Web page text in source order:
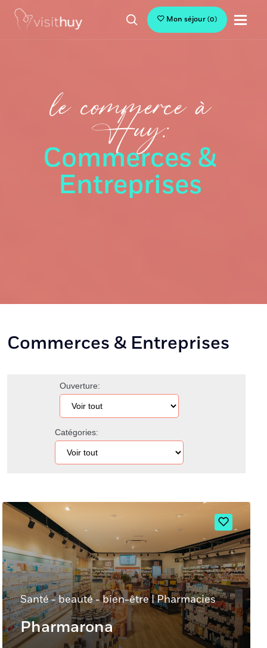
Mon séjour(0)
le commerce à
Huy:
Commerces &
Entreprises
Commerces & Entreprises
Ouverture:
Catégories:
Santé - beauté - bien-être|Pharmacies
Pharmarona